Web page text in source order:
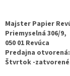
Majster Papier
Priemyselná 306/9,
050 01 Revúca
Predajna otvorená:
Štvrtok -